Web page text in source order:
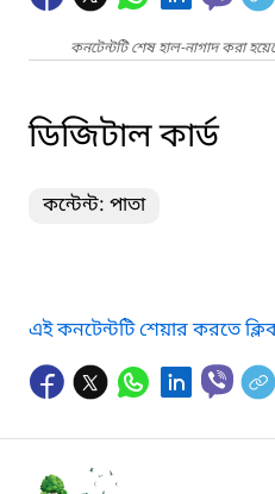
কনটেন্টটি শেষ হাল-নাগাদ করা
ডিজিটাল কার্ড
কন্টেন্ট: পাতা
এই কনটেন্টটি শেয়ার করতে